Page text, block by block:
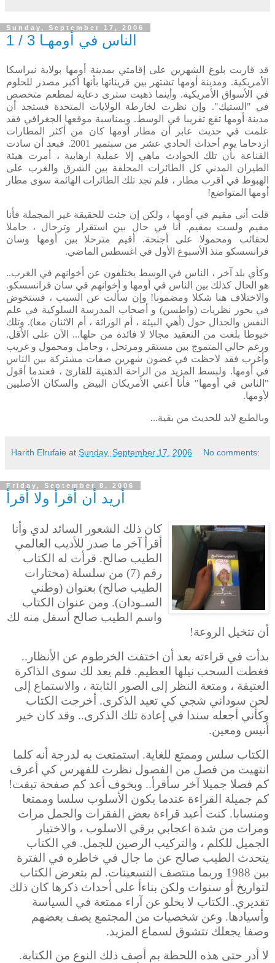
Sunday, September 17, 2006
الناس في أومهـا 3 / 1
قد قاربت بلوغ الشهرين على إقامتي بمدينة أومها بولاية نبراسكا
الأمريكية. ومدينة أومها تشتهر بين قريناتها بأنها أكبر مصدر للحلوم
في الأسواق الأمريكية. وأينما ذهبت سترى دعاية لمطعم متخصص
في "الستيك". وإن نظرت لخارطة الولايات المتحدة فستجد أن
مدينة أومها تقع تقريبا في الوسط. وبمناسبة موقعها الجغرافي فقد
علمت في حديث عابر أن مطار أومها كان من أكثر المطارات
ازدحاما يوم أحداث الحادي عشر من سبتمير 2001. فبعد أن سادت
القناعة بأن تلك الحوادث ماهي إلا عملية ارهابية ، أمرت هيئة
الطيران المدني كل الطائرات المحلقة بين الشرق والغرب على
الهبوط في أقرب مطار ، فلم تجد تلك الطائرات الهائمة سوى مطار
أومها المتواضع!
قلت أني مقيم في أومها ، ولكن إن جئت للحقيقة غير المجملة فأنا
مقيم ولست بمقيم. أنا في حال بين استقرار وترحال ، حاملا
لحقائب ومحمولا على أجنحة. أقيم مترحلا بين أومها وسان
فرانسسكو منذ الأسبوع الأول في اغسطس الماضي.
وكأي بلد آخر ، الناس في الوسط يختلفون عن أخوانهم في الغرب..
هو الحال كذلك بين الناس في أومها و أخوانهم في سان فرانسسكو.
والاختلاف هنا شكلا ومضمونا! وإن سألت عن السبب ، فستخوض
في بحور نظريات (واطسن) و أصحاب المدرسة السلوكية في علم
النفس والجدال حول (أهي البيئة ، أم الوراثة ، أم الاثنان معا). وتلك
خيوطا بلغت من التعقيد مجالا لا فائدة من حلها... الآن على الأقل.
ورغم حالي المتموج بين مستقر ومرتحل ، وحامل ومحمول و غريب
وأغرب فقد لاحظت في غضون شهرين صفات مشتركة بين الناس
في أومها. ولبسط المزيد من الراحة الذهنية للقارئ ، فعندما أقول
"الناس في أومها" فأنا أعني الأمريكان البيض والسكان الأصليين
لأومها.
وبالطبع لابد للحديث من بقية...
Harith Elrufaie at Sunday, September 17, 2006 No comments:
Friday, September 8, 2006
أريد أن أقرأ ولا أقرأ
كان ذلك الشعور السائد لدي وأنا
أقرأ آخر ما صدر للأديب العالمي
الطيب صالح. قرأت له الكتاب
رقم (7) من سلسلة (مختارات
الطيب صالح) بعنوان (وطني
السـودان). ومن عنوان الكتاب
واسم الطيب صالح أسفل منه لك
أن تتخيل الروعة!
بدأت في قراءته بعد أن اختفت الخرطوم عن الأنظار..
فغطت السحب نيلها العظيم. فلم يعد لك سوى الذاكرة
العتيقة ، ومتعة النظر إلى الصور الثابتة ، والاستماع إلى
لحن سوداني شجي كي تعيد الذكرى. أخرجت الكتاب
وكأني أجعله سندا في إعادة تلك الذكرى.. وقد كان خير
أنيس ومعين.
الكتاب سلس وممتع للغاية. استمتعت به لدرجة أنه كلما
انتهيت من فصل من الفصول نظرت للفهرس كي أعرف
كم فصلا جميلا آخر سأقرأ.. وبخوف أعد كم صفحة تبقت!
كم جميلة القراءة عندما يكون الأسلوب سلسا وممتعا
ومنسابا. كنت أعيد قراءة بعض الفقرات والجمل مرات
ومرات من شدة اعجابي برقي الاسلوب ، والاختيار
الجميل للكلم ، والتركيب الرصين للجمل. في الكتاب
يتحدث الطيب صالح عن ما جال في خاطره في الفترة
بين 1988 وربما منتصف التسعينات. لم يتعرض الكتاب
لتواريخ أو سنوات ولكن بناءأ على أحداث ذكرها كان ذلك
تقديري. الكتاب لا يخلو عن آراء ممتعة في السياسة
وأسيادها. وعن شخصيات من المجتمع يصف بعضهم
وصفا يجعلك تتشوق لسماع المزيد.
لا أدر حتى هذه اللحظة بم أصف ذلك النوع من الكتابة.